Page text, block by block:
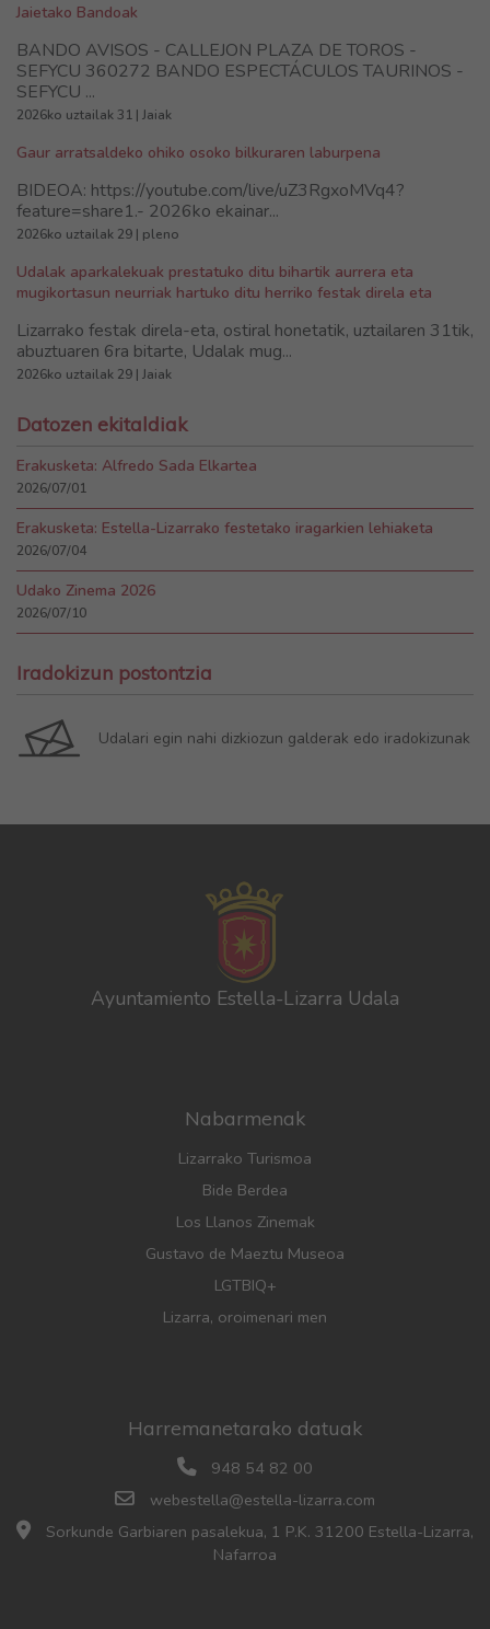
Jaietako Bandoak
BANDO AVISOS - CALLEJON PLAZA DE TOROS -
SEFYCU 360272 BANDO ESPECTÁCULOS TAURINOS -
SEFYCU ...
2026ko uztailak 31 | Jaiak
Gaur arratsaldeko ohiko osoko bilkuraren laburpena
BIDEOA: https://youtube.com/live/uZ3RgxoMVq4?
feature=share1.- 2026ko ekainar...
2026ko uztailak 29 | pleno
Udalak aparkalekuak prestatuko ditu bihartik aurrera eta
mugikortasun neurriak hartuko ditu herriko festak direla eta
Lizarrako festak direla-eta, ostiral honetatik, uztailaren 31tik,
abuztuaren 6ra bitarte, Udalak mug...
2026ko uztailak 29 | Jaiak
Datozen ekitaldiak
Erakusketa: Alfredo Sada Elkartea
2026/07/01
Erakusketa: Estella-Lizarrako festetako iragarkien lehiaketa
2026/07/04
Udako Zinema 2026
2026/07/10
Iradokizun postontzia
Udalari egin nahi dizkiozun galderak edo iradokizunak
Ayuntamiento Estella-Lizarra Udala
Nabarmenak
Lizarrako Turismoa
Bide Berdea
Los Llanos Zinemak
Gustavo de Maeztu Museoa
LGTBIQ+
Lizarra, oroimenari men
Harremanetarako datuak
948 54 82 00
webestella@estella-lizarra.com
Sorkunde Garbiaren pasalekua, 1 P.K. 31200 Estella-Lizarra,
Nafarroa